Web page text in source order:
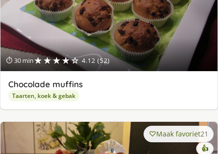
⏱ 30 min★★★★☆ 4.12 (52)
Chocolade muffins
Taarten, koek & gebak
Maak favoriet21
👍